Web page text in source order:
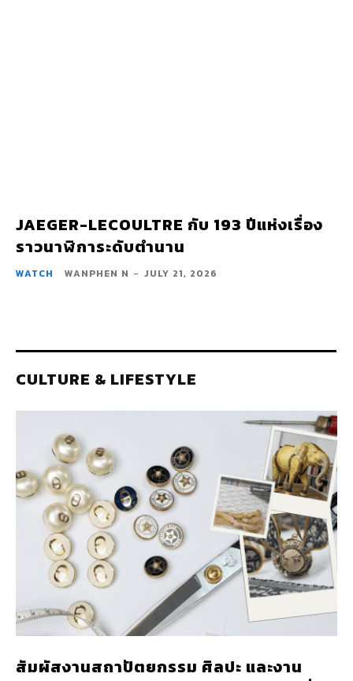
JAEGER-LECOULTRE กับ 193 ปีแห่งเรื่อง
ราวนาฬิการะดับตำนาน
WATCH WANPHEN N - JULY 21, 2026
CULTURE & LIFESTYLE
สัมผัสงานสถาปัตยกรรม ศิลปะ และงาน